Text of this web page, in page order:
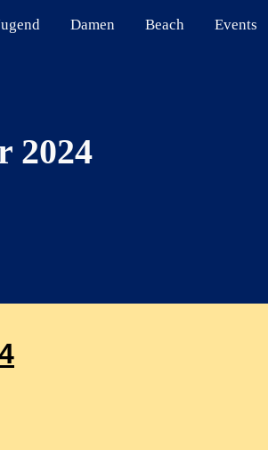
Skip to navigation
Damen Beach Events
2024